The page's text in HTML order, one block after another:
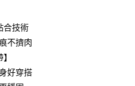
之後才付款」的支付方式。 讓您購物簡單
綁卡、不需儲值。
認證，即可結帳。
，再付款。
合技術
不擠肉
好穿搭